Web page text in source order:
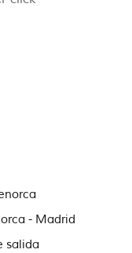
- Madrid
salida